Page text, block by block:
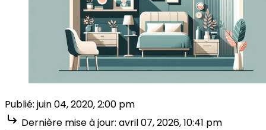
Publié: juin 04, 2020, 2:00 pm
Dernière mise à jour: avril 07, 2026, 10:41 pm